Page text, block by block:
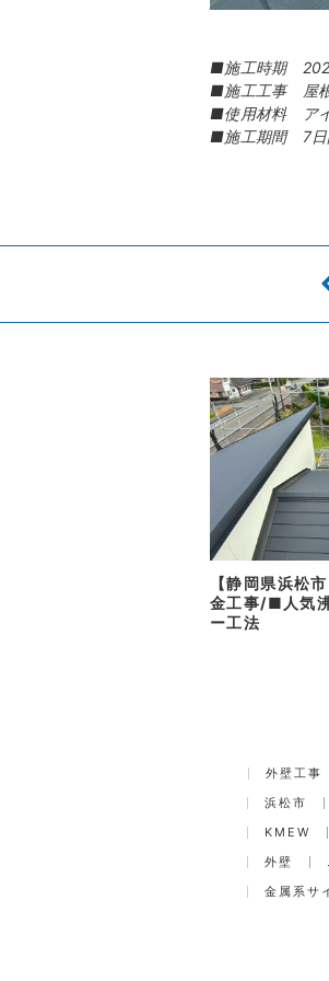
■施工時期
■施工工事 屋
■使用材料 アイ
■施工期間 7日
【静岡県浜松
金工事/■人気
ー工法
外壁工事
浜松市
KMEW
外壁
金属系サ